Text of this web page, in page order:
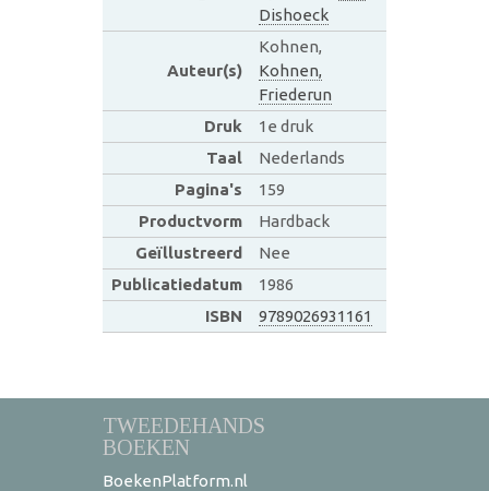
Dishoeck
Auteur(s)
Kohnen,
Kohnen,
Friederun
Druk
1e druk
Taal
Nederlands
Pagina's
159
Productvorm
Hardback
Geïllustreerd
Nee
Publicatiedatum
1986
ISBN
9789026931161
TWEEDEHANDS
BOEKEN
BoekenPlatform.nl